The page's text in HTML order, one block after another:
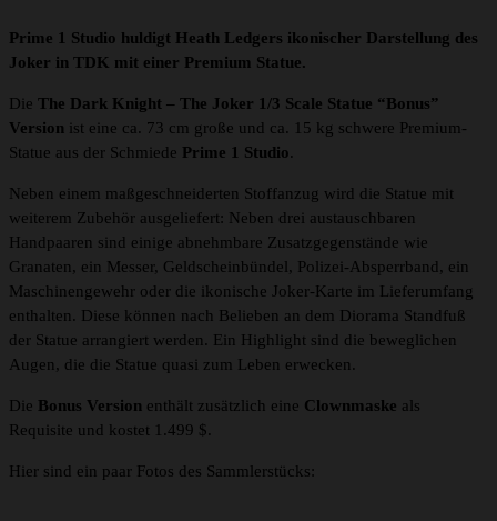
Prime 1 Studio huldigt Heath Ledgers ikonischer Darstellung des
Joker in TDK mit einer Premium Statue.
Die The Dark Knight – The Joker 1/3 Scale Statue “Bonus”
Version ist eine ca. 73 cm große und ca. 15 kg schwere Premium-
Statue aus der Schmiede Prime 1 Studio.
Neben einem maßgeschneiderten Stoffanzug wird die Statue mit
weiterem Zubehör ausgeliefert: Neben drei austauschbaren
Handpaaren sind einige abnehmbare Zusatzgegenstände wie
Granaten, ein Messer, Geldscheinbündel, Polizei-Absperrband, ein
Maschinengewehr oder die ikonische Joker-Karte im Lieferumfang
enthalten. Diese können nach Belieben an dem Diorama Standfuß
der Statue arrangiert werden. Ein Highlight sind die beweglichen
Augen, die die Statue quasi zum Leben erwecken.
Die Bonus Version enthält zusätzlich eine Clownmaske als
Requisite und kostet 1.499 $.
Hier sind ein paar Fotos des Sammlerstücks: